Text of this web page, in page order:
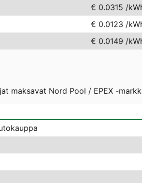
€ 0.0315 /
€ 0.0123 /
€ 0.0149 /
Nord Pool / EPEX -